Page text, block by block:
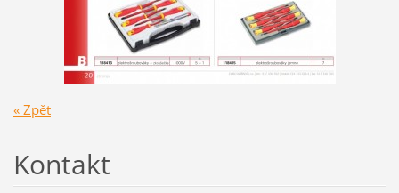
« Zpět
Kontakt